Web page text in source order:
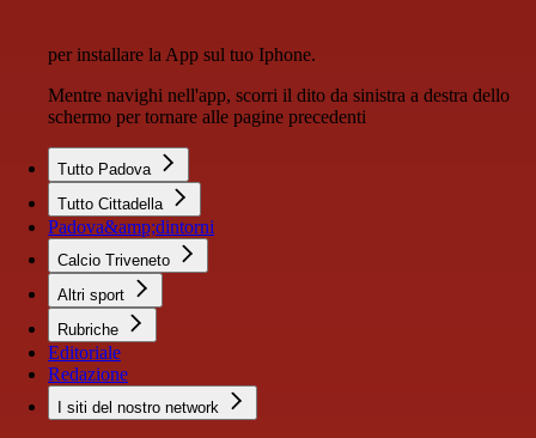
per installare la App sul tuo Iphone.
Mentre navighi nell'app, scorri il dito da sinistra a destra dello
schermo per tornare alle pagine precedenti
Tutto Padova
Tutto Cittadella
Padova&amp;dintorni
Calcio Triveneto
Altri sport
Rubriche
Editoriale
Redazione
I siti del nostro network